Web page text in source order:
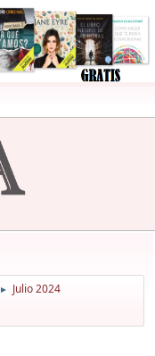
► Julio 2024